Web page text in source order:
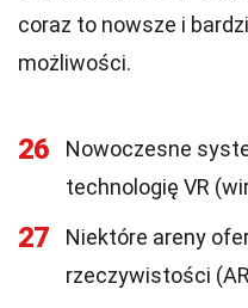
coraz to nowsze i
możliwości.
26
Nowoczesne
technologię VR
27
Niektóre areny
rzeczywistości